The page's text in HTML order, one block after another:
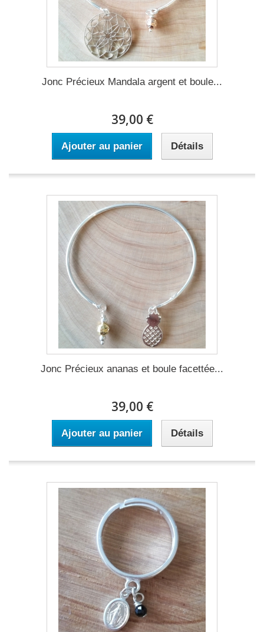
Jonc Précieux Mandala argent et boule...
39,00 €
Ajouter au panier Détails
Jonc Précieux ananas et boule facettée...
39,00 €
Ajouter au panier Détails